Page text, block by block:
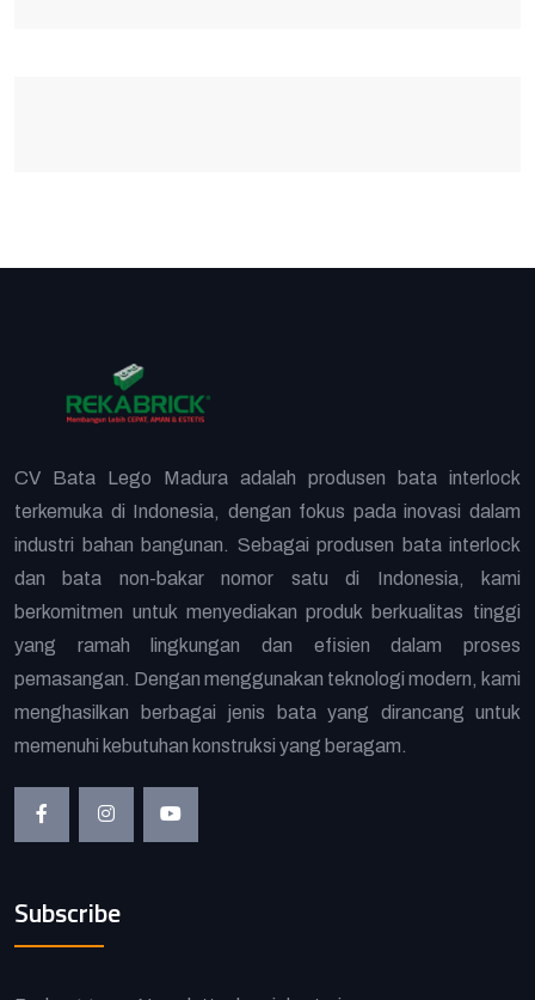
CV Bata Lego Madura adalah produsen bata interlock
terkemuka di Indonesia, dengan fokus pada inovasi dalam
industri bahan bangunan. Sebagai produsen bata interlock
dan bata non-bakar nomor satu di Indonesia, kami
berkomitmen untuk menyediakan produk berkualitas tinggi
yang ramah lingkungan dan efisien dalam proses
pemasangan. Dengan menggunakan teknologi modern, kami
menghasilkan berbagai jenis bata yang dirancang untuk
memenuhi kebutuhan konstruksi yang beragam.
Subscribe